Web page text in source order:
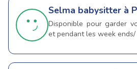
Selma babysitter à
Disponible pour garder
et pendant les week ends/